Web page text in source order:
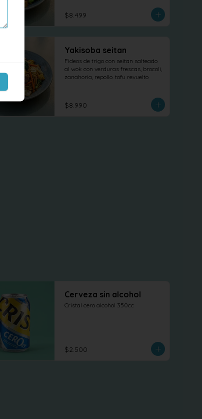
$8.499
Yakisoba seitan
Fideos de trigo con seitan salteado
al wok con verduras frescas, brocoli,
zanahoria, repollo. tofu revuelto
$8.990
Cerveza sin alcohol
Cristal cero alcohol 350cc
$2.500